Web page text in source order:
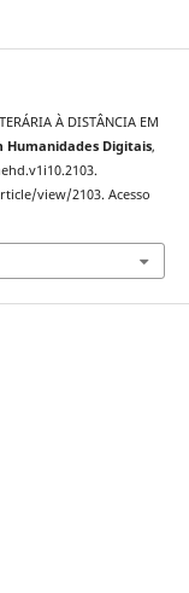
À DISTÂNCIA EM
Humanidades Digitais,
view/2103. Acesso